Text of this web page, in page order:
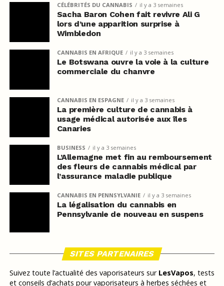
CÉLÉBRITÉS DU CANNABIS il y a 3 semaines
Sacha Baron Cohen fait revivre Ali G
lors d’une apparition surprise à
Wimbledon
CANNABIS EN AFRIQUE il y a 3 semaines
Le Botswana ouvre la voie à la culture
commerciale du chanvre
CANNABIS EN ESPAGNE il y a 3 semaines
La première culture de cannabis à
usage médical autorisée aux îles
Canaries
BUSINESS il y a 3 semaines
L’Allemagne met fin au remboursement
des fleurs de cannabis médical par
l’assurance maladie publique
CANNABIS EN PENNSYLVANIE il y a 3 semaines
La légalisation du cannabis en
Pennsylvanie de nouveau en suspens
SITES PARTENAIRES
Suivez toute l’actualité des vaporisateurs sur LesVapos, tests
et conseils d’achats pour vaporisateurs à herbes séchées et